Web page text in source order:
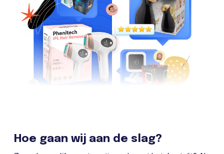
Hoe gaan wij aan de slag?